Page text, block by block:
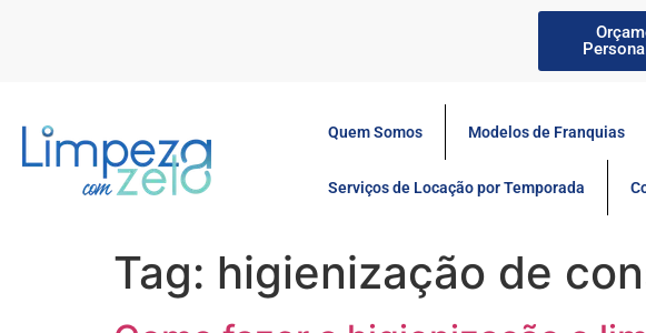
Quem Somos Modelos de Franquias
Serviços de Locação por Temporada
Tag: higienização de